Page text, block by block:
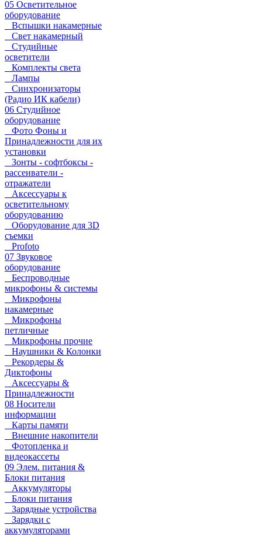
05 Осветительное
оборудование
Вспышки накамерные
Свет накамерный
Студийные
осветители
Комплекты света
Лампы
Синхронизаторы
(Радио ИК кабели)
06 Студийное
оборудование
Фото Фоны и
Принадлежности для их
установки
Зонты - софтбоксы -
рассеиватели -
отражатели
Аксессуары к
осветительному
оборудованию
Оборудование для 3D
съемки
Profoto
07 Звуковое
оборудование
Беспроводные
микрофоны & системы
Микрофоны
накамерные
Микрофоны
петличные
Микрофоны прочие
Наушники & Колонки
Рекордеры &
Диктофоны
Аксессуары &
Принадлежности
08 Носители
информации
Карты памяти
Внешние накопители
Фотопленка и
видеокассеты
09 Элем. питания &
Блоки питания
Аккумуляторы
Блоки питания
Зарядные устройства
Зарядки с
аккумуляторами